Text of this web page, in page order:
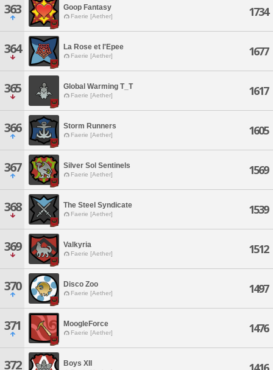
363 Goop Fantasy
Faerie [Aether] 1734
364 La Rose et l'Epee
Faerie [Aether] 1677
365 Global Warming T_T
Faerie [Aether] 1617
366 Storm Runners
Faerie [Aether] 1605
367 Silver Sol Sentinels
Faerie [Aether] 1569
368 The Steel Syndicate
Faerie [Aether] 1539
369 Valkyria
Faerie [Aether] 1512
370 Disco Zoo
Faerie [Aether] 1497
371 MoogleForce
Faerie [Aether] 1476
372 Boys XII